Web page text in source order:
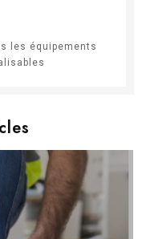
les équipements